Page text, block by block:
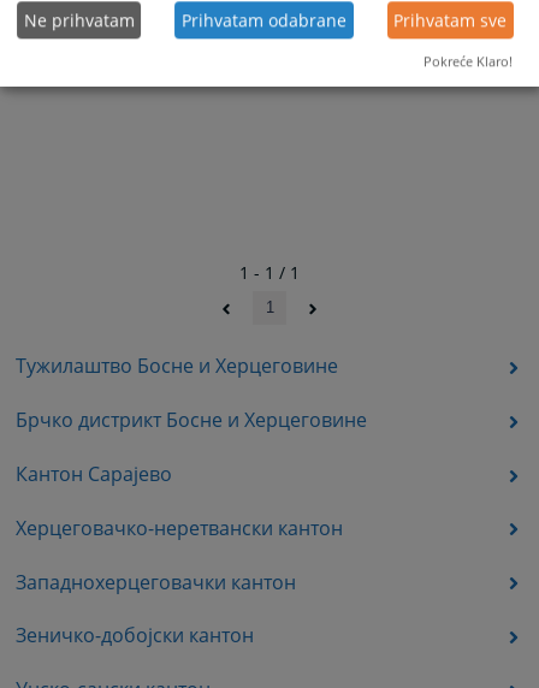
Тужилаштво Босне и Херцеговине
Брчко дистрикт Босне и Херцеговине
Кантон Сарајево
Херцеговачко-неретвански кантон
Западнохерцеговачки кантон
Зеничко-добојски кантон
1 - 1 / 1
1
Ne prihvatam Prihvatam odabrane Prihvatam sve
Pokreće Klaro!